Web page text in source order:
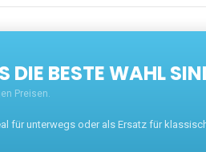
DIE BESTE WAHL
Preisen.
für unterwegs oder als Ersatz für